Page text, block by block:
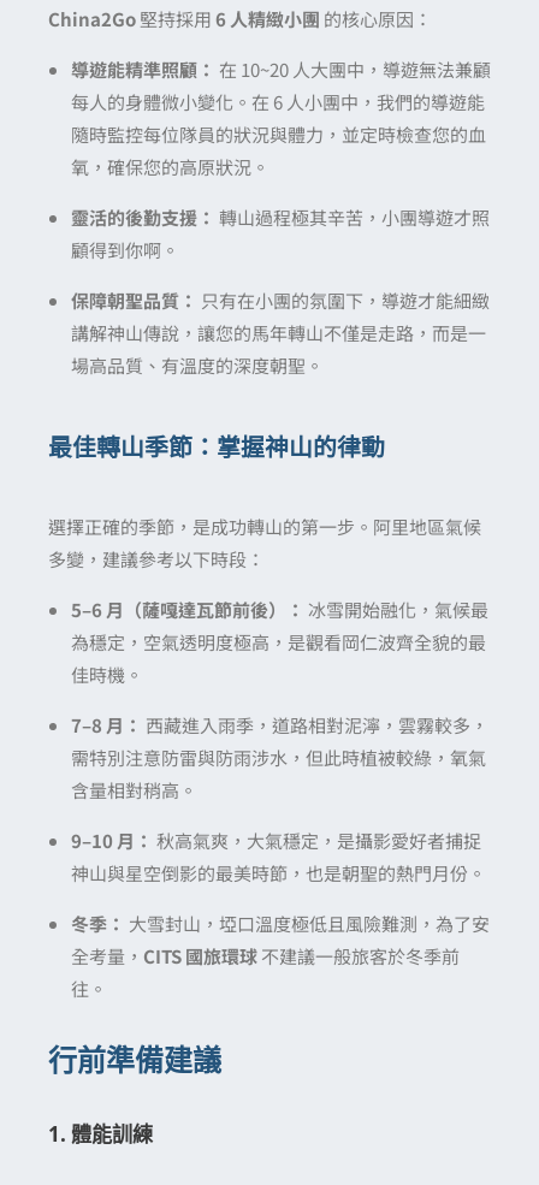
China2Go堅持採用6 人精緻小團 的核心原因：
導遊能精準照顧： 在 10~20 人大團中，導遊無法兼顧
每人的身體微小變化。在 6 人小團中，我們的導遊能
隨時監控每位隊員的狀況與體力，並定時檢查您的血
氧，確保您的高原狀況。
靈活的後勤支援： 轉山過程極其辛苦，小團導遊才照
顧得到你啊。
保障朝聖品質： 只有在小團的氛圍下，導遊才能細緻
講解神山傳說，讓您的馬年轉山不僅是走路，而是一
場高品質、有溫度的深度朝聖。
最佳轉山季節：掌握神山的律動
選擇正確的季節， 是成功轉山的第一步。 阿里地區氣候
多變， 建議參考以下時段：
5–6 月（薩嘎達瓦節前後）： 冰雪開始融化， 氣候最
為穩定， 空氣透明度極高， 是觀看岡仁波齊全貌的最
佳時機。
7–8 月： 西藏進入雨季， 道路相對泥濘， 雲霧較多，
需特別注意防雷與防雨涉水， 但此時植被較綠， 氧氣
含量相對稍高。
9–10 月： 秋高氣爽， 大氣穩定， 是攝影愛好者捕捉
神山與星空倒影的最美時節， 也是朝聖的熱門月份。
冬季： 大雪封山， 埡口溫度極低且風險難測， 為了安
全考量， CITS 國旅環球不建議一般旅客於冬季前
往。
行前準備建議
1. 體能訓練